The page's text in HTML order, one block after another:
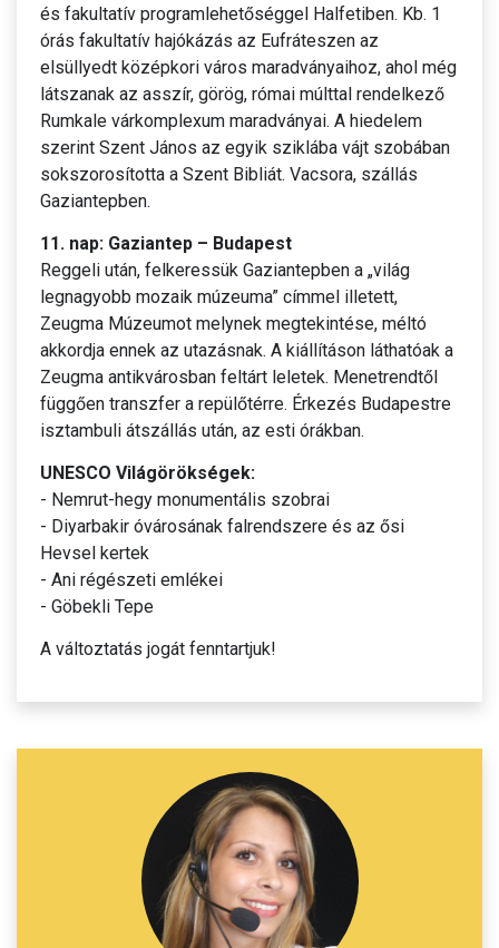
és fakultatív programlehetőséggel Halfetiben. Kb. 1
órás fakultatív hajókázás az Eufráteszen az
elsüllyedt középkori város maradványaihoz, ahol még
látszanak az asszír, görög, római múlttal rendelkező
Rumkale várkomplexum maradványai. A hiedelem
szerint Szent János az egyik sziklába vájt szobában
sokszorosította a Szent Bibliát. Vacsora, szállás
Gaziantepben.
11. nap: Gaziantep – Budapest
Reggeli után, felkeressük Gaziantepben a „világ
legnagyobb mozaik múzeuma” címmel illetett,
Zeugma Múzeumot melynek megtekintése, méltó
akkordja ennek az utazásnak. A kiállításon láthatóak a
Zeugma antikvárosban feltárt leletek. Menetrendtől
függően transzfer a repülőtérre. Érkezés Budapestre
isztambuli átszállás után, az esti órákban.
UNESCO Világörökségek:
- Nemrut-hegy monumentális szobrai
- Diyarbakir óvárosának falrendszere és az ősi
Hevsel kertek
- Ani régészeti emlékei
- Göbekli Tepe
A változtatás jogát fenntartjuk!